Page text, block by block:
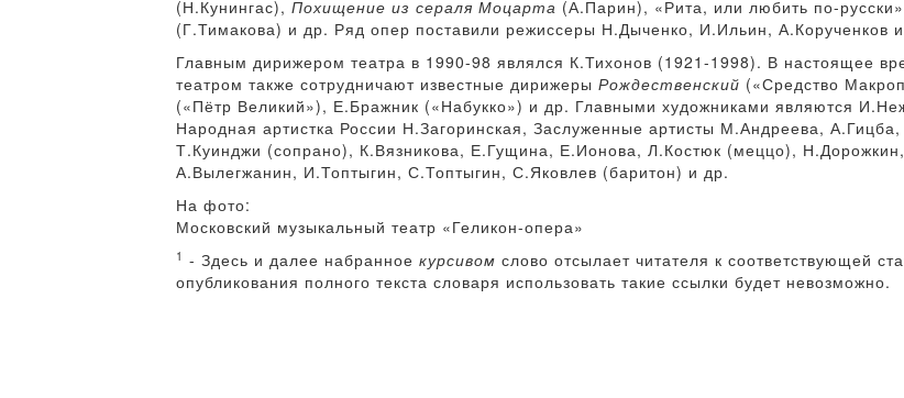
(Н.Кунингас), Похищение из сераля Моцарта (А.Парин), «Рита, или любить по-
(Г.Тимакова) и др. Ряд опер поставили режиссеры Н.Дыченко, И.Ильин, А.Корученков
Главным дирижером театра в 1990-98 являлся К.Тихонов (1921-1998). В настоящее
театром также сотрудничают известные дирижеры Рождественский («Средство
(«Пётр Великий»), Е.Бражник («Набукко») и др. Главными художниками являются
Народная артистка России Н.Загоринская, Заслуженные артисты М.Андреева,
Т.Куинджи (сопрано), К.Вязникова, Е.Гущина, Е.Ионова, Л.Костюк (меццо),
А.Вылегжанин, И.Топтыгин, С.Топтыгин, С.Яковлев (баритон) и др.
На фото:
Московский музыкальный театр «Геликон-опера»
1 - Здесь и далее набранное курсивом слово отсылает читателя к соответствующей
опубликования полного текста словаря использовать такие ссылки будет невозможно.